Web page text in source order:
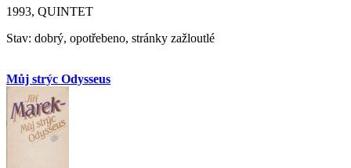
1993, QUINTET
Stav: dobrý, opotřebeno, stránky zažloutlé
Můj strýc Odysseus